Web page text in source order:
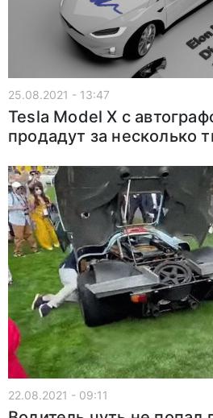
25.08.2021 - 13:47
Tesla Model X с
продадут за несколько
22.08.2021 - 09:11